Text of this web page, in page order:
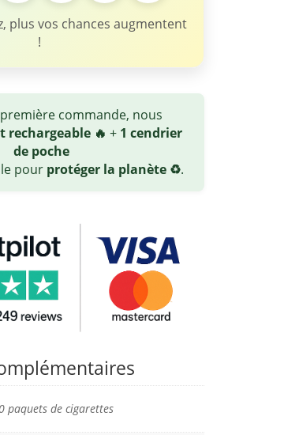
plus vos chances augmentent
!
commande, nous
rechargeable 🔥 + 1 cendrier
de poche
pour protéger la planète ♻️.
paquets de cigarettes